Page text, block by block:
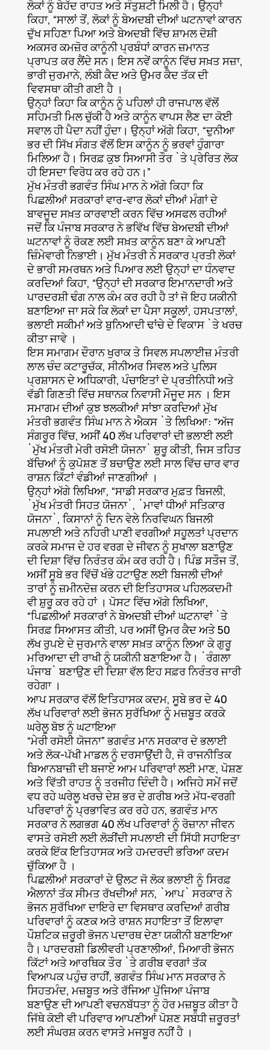
ਲੋਕਾਂ ਨੂੰ ਬੇਹੱਦ ਰਾਹਤ ਅਤੇ ਸੰਤੁਸ਼ਟੀ ਮਿਲੀ ਹੈ। ਉਨ੍ਹਾਂ
ਕਿਹਾ, “ਸਾਲਾਂ ਤੋਂ, ਲੋਕਾਂ ਨੂੰ ਬੇਅਦਬੀ ਦੀਆਂ ਘਟਨਾਵਾਂ ਕਾਰਨ
ਦੁੱਖ ਸਹਿਣਾ ਪਿਆ ਅਤੇ ਬੇਅਦਬੀ ਵਿੱਚ ਸ਼ਾਮਲ ਦੋਸ਼ੀ
ਅਕਸਰ ਕਮਜ਼ੋਰ ਕਾਨੂੰਨੀ ਪ੍ਰਬੰਧਾਂ ਕਾਰਨ ਜ਼ਮਾਨਤ
ਪ੍ਰਾਪਤ ਕਰ ਲੈਂਦੇ ਸਨ। ਇਸ ਨਵੇਂ ਕਾਨੂੰਨ ਵਿੱਚ ਸਖ਼ਤ ਸਜ਼ਾ,
ਭਾਰੀ ਜੁਰਮਾਨੇ, ਲੰਬੀ ਕੈਦ ਅਤੇ ਉਮਰ ਕੈਦ ਤੱਕ ਦੀ
ਵਿਵਸਥਾ ਕੀਤੀ ਗਈ ਹੈ ।
ਉਨ੍ਹਾਂ ਕਿਹਾ ਕਿ ਕਾਨੂੰਨ ਨੂੰ ਪਹਿਲਾਂ ਹੀ ਰਾਜਪਾਲ ਵੱਲੋਂ
ਸਹਿਮਤੀ ਮਿਲ ਚੁੱਕੀ ਹੈ ਅਤੇ ਕਾਨੂੰਨ ਵਾਪਸ ਲੈਣ ਦਾ ਕੋਈ
ਸਵਾਲ ਹੀ ਪੈਦਾ ਨਹੀਂ ਹੁੰਦਾ। ਉਨ੍ਹਾਂ ਅੱਗੇ ਕਿਹਾ, “ਦੁਨੀਆ
ਭਰ ਦੀ ਸਿੱਖ ਸੰਗਤ ਵੱਲੋਂ ਇਸ ਕਾਨੂੰਨ ਨੂੰ ਭਰਵਾਂ ਹੁੰਗਾਰਾ
ਮਿਲਿਆ ਹੈ। ਸਿਰਫ਼ ਕੁਝ ਸਿਆਸੀ ਤੌਰ `ਤੇ ਪ੍ਰੇਰਿਤ ਲੋਕ
ਹੀ ਇਸਦਾ ਵਿਰੋਧ ਕਰ ਰਹੇ ਹਨ।”
ਮੁੱਖ ਮੰਤਰੀ ਭਗਵੰਤ ਸਿੰਘ ਮਾਨ ਨੇ ਅੱਗੇ ਕਿਹਾ ਕਿ
ਪਿਛਲੀਆਂ ਸਰਕਾਰਾਂ ਵਾਰ-ਵਾਰ ਲੋਕਾਂ ਦੀਆਂ ਮੰਗਾਂ ਦੇ
ਬਾਵਜੂਦ ਸਖ਼ਤ ਕਾਰਵਾਈ ਕਰਨ ਵਿੱਚ ਅਸਫਲ ਰਹੀਆਂ
ਜਦੋਂ ਕਿ ਪੰਜਾਬ ਸਰਕਾਰ ਨੇ ਭਵਿੱਖ ਵਿੱਚ ਬੇਅਦਬੀ ਦੀਆਂ
ਘਟਨਾਵਾਂ ਨੂੰ ਰੋਕਣ ਲਈ ਸਖ਼ਤ ਕਾਨੂੰਨ ਬਣਾ ਕੇ ਆਪਣੀ
ਜ਼ਿੰਮੇਵਾਰੀ ਨਿਭਾਈ। ਮੁੱਖ ਮੰਤਰੀ ਨੇ ਸਰਕਾਰ ਪ੍ਰਤੀ ਲੋਕਾਂ
ਦੇ ਭਾਰੀ ਸਮਰਥਨ ਅਤੇ ਪਿਆਰ ਲਈ ਉਨ੍ਹਾਂ ਦਾ ਧੰਨਵਾਦ
ਕਰਦਿਆਂ ਕਿਹਾ, “ਉਨ੍ਹਾਂ ਦੀ ਸਰਕਾਰ ਇਮਾਨਦਾਰੀ ਅਤੇ
ਪਾਰਦਰਸ਼ੀ ਢੰਗ ਨਾਲ ਕੰਮ ਕਰ ਰਹੀ ਹੈ ਤਾਂ ਜੋ ਇਹ ਯਕੀਨੀ
ਬਣਾਇਆ ਜਾ ਸਕੇ ਕਿ ਲੋਕਾਂ ਦਾ ਪੈਸਾ ਸਕੂਲਾਂ, ਹਸਪਤਾਲਾਂ,
ਭਲਾਈ ਸਕੀਮਾਂ ਅਤੇ ਬੁਨਿਆਦੀ ਢਾਂਚੇ ਦੇ ਵਿਕਾਸ `ਤੇ ਖਰਚ
ਕੀਤਾ ਜਾਵੇ ।
ਇਸ ਸਮਾਗਮ ਦੌਰਾਨ ਖੁਰਾਕ ਤੇ ਸਿਵਲ ਸਪਲਾਈਜ਼ ਮੰਤਰੀ
ਲਾਲ ਚੰਦ ਕਟਾਰੂਚੱਕ, ਸੀਨੀਅਰ ਸਿਵਲ ਅਤੇ ਪੁਲਿਸ
ਪ੍ਰਸ਼ਾਸਨ ਦੇ ਅਧਿਕਾਰੀ, ਪੰਚਾਇਤਾਂ ਦੇ ਪ੍ਰਤੀਨਿਧੀ ਅਤੇ
ਵੱਡੀ ਗਿਣਤੀ ਵਿੱਚ ਸਥਾਨਕ ਨਿਵਾਸੀ ਮੌਜੂਦ ਸਨ । ਇਸ
ਸਮਾਗਮ ਦੀਆਂ ਕੁਝ ਝਲਕੀਆਂ ਸਾਂਝਾ ਕਰਦਿਆਂ ਮੁੱਖ
ਮੰਤਰੀ ਭਗਵੰਤ ਸਿੰਘ ਮਾਨ ਨੇ ਐਕਸ `ਤੇ ਲਿਖਿਆ: “ਅੱਜ
ਸੰਗਰੂਰ ਵਿੱਚ, ਅਸੀਂ 40 ਲੱਖ ਪਰਿਵਾਰਾਂ ਦੀ ਭਲਾਈ ਲਈ
`ਮੁੱਖ ਮੰਤਰੀ ਮੇਰੀ ਰਸੋਈ ਯੋਜਨਾ` ਸ਼ੁਰੂ ਕੀਤੀ, ਜਿਸ ਤਹਿਤ
ਬੱਚਿਆਂ ਨੂੰ ਕੁਪੋਸ਼ਣ ਤੋਂ ਬਚਾਉਣ ਲਈ ਸਾਲ ਵਿੱਚ ਚਾਰ ਵਾਰ
ਰਾਸ਼ਨ ਕਿੱਟਾਂ ਵੰਡੀਆਂ ਜਾਣਗੀਆਂ ।
ਉਨ੍ਹਾਂ ਅੱਗੇ ਲਿਖਿਆ, “ਸਾਡੀ ਸਰਕਾਰ ਮੁਫ਼ਤ ਬਿਜਲੀ,
`ਮੁੱਖ ਮੰਤਰੀ ਸਿਹਤ ਯੋਜਨਾ`, `ਮਾਵਾਂ ਧੀਆਂ ਸਤਿਕਾਰ
ਯੋਜਨਾ`, ਕਿਸਾਨਾਂ ਨੂੰ ਦਿਨ ਵੇਲੇ ਨਿਰਵਿਘਨ ਬਿਜਲੀ
ਸਪਲਾਈ ਅਤੇ ਨਹਿਰੀ ਪਾਣੀ ਵਰਗੀਆਂ ਸਹੂਲਤਾਂ ਪ੍ਰਦਾਨ
ਕਰਕੇ ਸਮਾਜ ਦੇ ਹਰ ਵਰਗ ਦੇ ਜੀਵਨ ਨੂੰ ਸੁਖਾਲਾ ਬਣਾਉਣ
ਦੀ ਦਿਸ਼ਾ ਵਿੱਚ ਨਿਰੰਤਰ ਕੰਮ ਕਰ ਰਹੀ ਹੈ। ਪਿੰਡ ਸਤੌਜ ਤੋਂ,
ਅਸੀਂ ਸੂਬੇ ਭਰ ਵਿੱਚੋਂ ਖੰਭੇ ਹਟਾਉਣ ਲਈ ਬਿਜਲੀ ਦੀਆਂ
ਤਾਰਾਂ ਨੂੰ ਜ਼ਮੀਨਦੋਜ਼ ਕਰਨ ਦੀ ਇਤਿਹਾਸਕ ਪਹਿਲਕਦਮੀ
ਵੀ ਸ਼ੁਰੂ ਕਰ ਰਹੇ ਹਾਂ । ਪੋਸਟ ਵਿੱਚ ਅੱਗੇ ਲਿਖਿਆ,
“ਪਿਛਲੀਆਂ ਸਰਕਾਰਾਂ ਨੇ ਬੇਅਦਬੀ ਦੀਆਂ ਘਟਨਾਵਾਂ `ਤੇ
ਸਿਰਫ਼ ਸਿਆਸਤ ਕੀਤੀ, ਪਰ ਅਸੀਂ ਉਮਰ ਕੈਦ ਅਤੇ 50
ਲੱਖ ਰੁਪਏ ਦੇ ਜੁਰਮਾਨੇ ਵਾਲਾ ਸਖ਼ਤ ਕਾਨੂੰਨ ਲਿਆ ਕੇ ਗੁਰੂ
ਮਰਿਆਦਾ ਦੀ ਰਾਖੀ ਨੂੰ ਯਕੀਨੀ ਬਣਾਇਆ ਹੈ। `ਰੰਗਲਾ
ਪੰਜਾਬ` ਬਣਾਉਣ ਦੀ ਦਿਸ਼ਾ ਵੱਲ ਇਹ ਸਫ਼ਰ ਨਿਰੰਤਰ ਜਾਰੀ
ਰਹੇਗਾ ।
ਆਪ ਸਰਕਾਰ ਵੱਲੋਂ ਇਤਿਹਾਸਕ ਕਦਮ, ਸੂਬੇ ਭਰ ਦੇ 40
ਲੱਖ ਪਰਿਵਾਰਾਂ ਲਈ ਭੋਜਨ ਸੁਰੱਖਿਆ ਨੂੰ ਮਜ਼ਬੂਤ ਕਰਕੇ
ਘਰੇਲੂ ਬੋਝ ਨੂੰ ਘਟਾਇਆ
“ਮੇਰੀ ਰਸੋਈ ਯੋਜਨਾ” ਭਗਵੰਤ ਮਾਨ ਸਰਕਾਰ ਦੇ ਭਲਾਈ
ਅਤੇ ਲੋਕ-ਪੱਖੀ ਮਾਡਲ ਨੂੰ ਦਰਸਾਉਂਦੀ ਹੈ, ਜੋ ਰਾਜਨੀਤਿਕ
ਬਿਆਨਬਾਜ਼ੀ ਦੀ ਬਜਾਏ ਆਮ ਪਰਿਵਾਰਾਂ ਲਈ ਮਾਣ, ਪੋਸ਼ਣ
ਅਤੇ ਵਿੱਤੀ ਰਾਹਤ ਨੂੰ ਤਰਜੀਹ ਦਿੰਦੀ ਹੈ। ਅਜਿਹੇ ਸਮੇਂ ਜਦੋਂ
ਵਧ ਰਹੇ ਘਰੇਲੂ ਖਰਚੇ ਦੇਸ਼ ਭਰ ਦੇ ਗਰੀਬ ਅਤੇ ਮੱਧ-ਵਰਗੀ
ਪਰਿਵਾਰਾਂ ਨੂੰ ਪ੍ਰਭਾਵਿਤ ਕਰ ਰਹੇ ਹਨ, ਭਗਵੰਤ ਮਾਨ
ਸਰਕਾਰ ਨੇ ਲਗਭਗ 40 ਲੱਖ ਪਰਿਵਾਰਾਂ ਨੂੰ ਰੋਜ਼ਾਨਾ ਜੀਵਨ
ਵਾਸਤੇ ਰਸੋਈ ਲਈ ਲੋੜੀਂਦੀ ਸਪਲਾਈ ਦੀ ਸਿੱਧੀ ਸਹਾਇਤਾ
ਕਰਕੇ ਇੱਕ ਇਤਿਹਾਸਕ ਅਤੇ ਹਮਦਰਦੀ ਭਰਿਆ ਕਦਮ
ਚੁੱਕਿਆ ਹੈ ।
ਪਿਛਲੀਆਂ ਸਰਕਾਰਾਂ ਦੇ ਉਲਟ ਜੋ ਲੋਕ ਭਲਾਈ ਨੂੰ ਸਿਰਫ਼
ਐਲਾਨਾਂ ਤੱਕ ਸੀਮਤ ਰੱਖਦੀਆਂ ਸਨ, `ਆਪ` ਸਰਕਾਰ ਨੇ
ਭੋਜਨ ਸੁਰੱਖਿਆ ਦਾਇਰੇ ਦਾ ਵਿਸਥਾਰ ਕਰਦਿਆਂ ਗਰੀਬ
ਪਰਿਵਾਰਾਂ ਨੂੰ ਕਣਕ ਅਤੇ ਰਾਸ਼ਨ ਸਹਾਇਤਾ ਤੋਂ ਇਲਾਵਾ
ਪੌਸ਼ਟਿਕ ਜ਼ਰੂਰੀ ਭੋਜਨ ਪਦਾਰਥ ਦੇਣਾ ਯਕੀਨੀ ਬਣਾਇਆ
ਹੈ। ਪਾਰਦਰਸ਼ੀ ਡਿਲੀਵਰੀ ਪ੍ਰਣਾਲੀਆਂ, ਮਿਆਰੀ ਭੋਜਨ
ਕਿੱਟਾਂ ਅਤੇ ਆਰਥਿਕ ਤੌਰ `ਤੇ ਗਰੀਬ ਵਰਗਾਂ ਤੱਕ
ਵਿਆਪਕ ਪਹੁੰਚ ਰਾਹੀਂ, ਭਗਵੰਤ ਸਿੰਘ ਮਾਨ ਸਰਕਾਰ ਨੇ
ਸਿਹਤਮੰਦ, ਮਜ਼ਬੂਤ ਅਤੇ ਰੱਜਿਆ ਪੁੱਜਿਆ ਪੰਜਾਬ
ਬਣਾਉਣ ਦੀ ਆਪਣੀ ਵਚਨਬੱਧਤਾ ਨੂੰ ਹੋਰ ਮਜ਼ਬੂਤ ਕੀਤਾ ਹੈ
ਜਿੱਥੇ ਕੋਈ ਵੀ ਪਰਿਵਾਰ ਆਪਣੀਆਂ ਪੋਸ਼ਣ ਸਬੰਧੀ ਜ਼ਰੂਰਤਾਂ
ਲਈ ਸੰਘਰਸ਼ ਕਰਨ ਵਾਸਤੇ ਮਜਬੂਰ ਨਹੀਂ ਹੈ ।